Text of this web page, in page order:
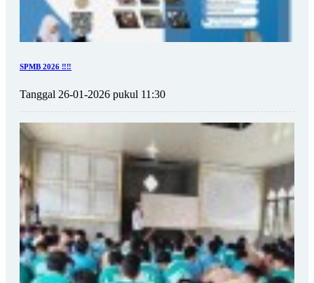
SPMB 2026 ‼️‼️
Tanggal 26-01-2026 pukul 11:30